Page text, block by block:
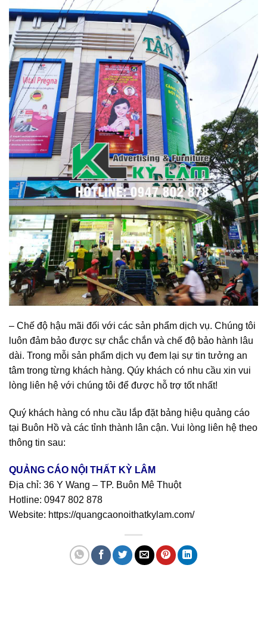
– Chế độ hậu mãi đối với các sản phẩm dịch vụ. Chúng tôi
luôn đảm bảo được sự chắc chắn và chế độ bảo hành lâu
dài. Trong mỗi sản phẩm dịch vụ đem lại sự tin tưởng an
tâm trong từng khách hàng. Qúy khách có nhu cầu xin vui
lòng liên hệ với chúng tôi để được hỗ trợ tốt nhất!
Quý khách hàng có nhu cầu lắp đặt bảng hiệu quảng cáo
tại Buôn Hồ và các tỉnh thành lân cận. Vui lòng liên hệ theo
thông tin sau:
QUẢNG CÁO NỘI THẤT KỲ LÂM
Địa chỉ: 36 Y Wang – TP. Buôn Mê Thuột
Hotline: 0947 802 878
Website: https://quangcaonoithatkylam.com/